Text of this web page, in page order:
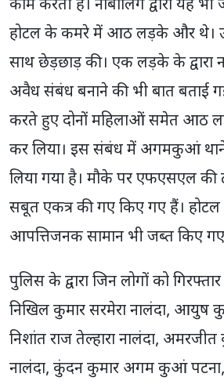
काम करती है। नाबालिग द्वारा यह भी
होटल के कमरे में आठ लड़के और थे।
साथ छेड़छाड़ की। एक लड़के के द्वारा
अवैध संबंध बनाने की भी बात बताई
करते हुए दोनों महिलाओं समेत आठ
कर लिया। इस संबंध में अगमकुआं थाने
लिया गया है। मौके पर एफएसएल की
सबूत एकत्र की गए किए गए हैं।
आपत्तिजनक सामान भी जब्त किए
पुलिस के द्वारा जिन लोगों को
निखिल कुमार सरमेरा नालंदा, आयुष
निशांत राज तेल्हारा नालंदा,
नालंदा, कुंदन कुमार अगम कुआं पटना,